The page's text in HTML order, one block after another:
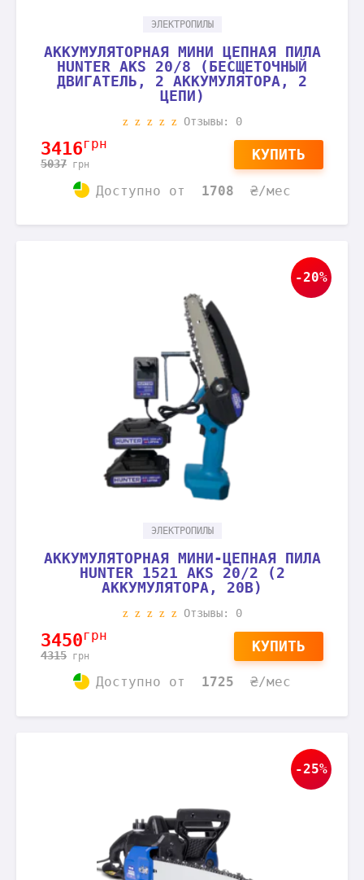
ЭЛЕКТРОПИЛЫ
АККУМУЛЯТОРНАЯ МИНИ ЦЕПНАЯ ПИЛА
HUNTER AKS 20/8 (БЕСЩЕТОЧНЫЙ
ДВИГАТЕЛЬ, 2 АККУМУЛЯТОРА, 2
ЦЕПИ)
Отзывы: 0
3416грн
5037 грн
КУПИТЬ
Доступно от 1708 ₴/мес
-20%
ЭЛЕКТРОПИЛЫ
АККУМУЛЯТОРНАЯ МИНИ-ЦЕПНАЯ ПИЛА
HUNTER 1521 AKS 20/2 (2
АККУМУЛЯТОРА, 20В)
Отзывы: 0
3450грн
4315 грн
КУПИТЬ
Доступно от 1725 ₴/мес
-25%